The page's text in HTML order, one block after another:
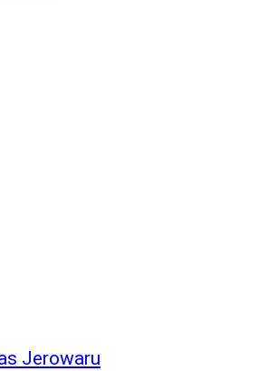
Jerowaru